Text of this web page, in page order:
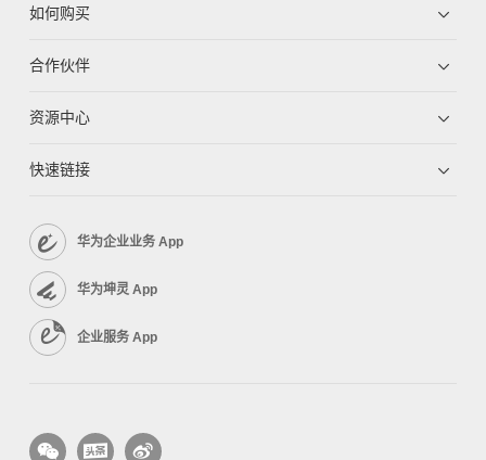
如何购买
合作伙伴
资源中心
快速链接
华为企业业务 App
华为坤灵 App
企业服务 App